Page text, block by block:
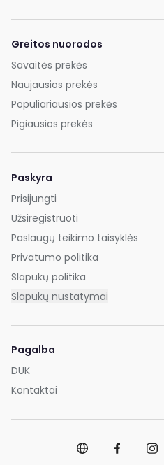
Greitos nuorodos
Savaitės prekės
Naujausios prekės
Populiariausios prekės
Pigiausios prekės
Paskyra
Prisijungti
Užsiregistruoti
Paslaugų teikimo taisyklės
Privatumo politika
Slapukų politika
Slapukų nustatymai
Pagalba
DUK
Kontaktai